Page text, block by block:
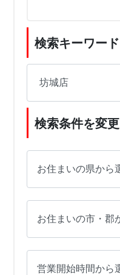
検索キーワード
検索条件を変更